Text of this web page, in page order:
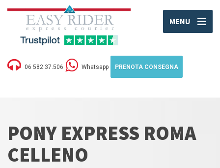
MENU
06 582.37.506 Whatsapp PRENOTA CONSEGNA
PONY EXPRESS ROMA
CELLENO